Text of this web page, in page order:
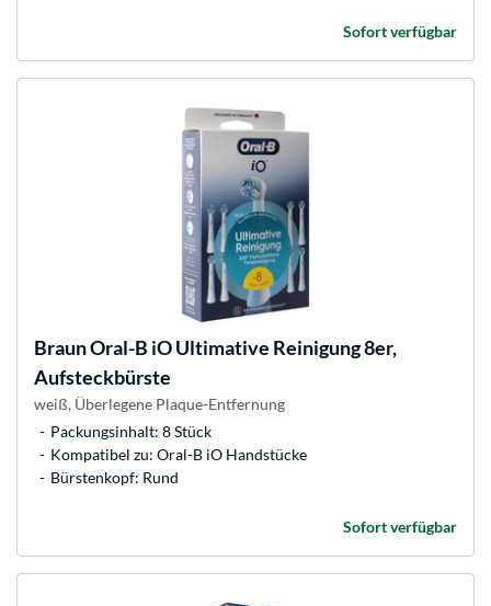
Sofort verfügbar
BraunOral-B iO Ultimative Reinigung 8er,
Aufsteckbürste
weiß, Überlegene Plaque-Entfernung
Packungsinhalt: 8 Stück
Kompatibel zu: Oral-B iO Handstücke
Bürstenkopf: Rund
Sofort verfügbar